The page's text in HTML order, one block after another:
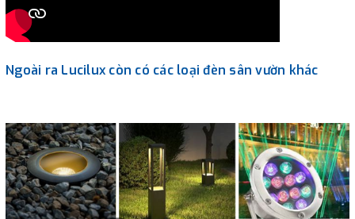
Ngoài ra Lucilux còn có các loại đèn sân vườn khác